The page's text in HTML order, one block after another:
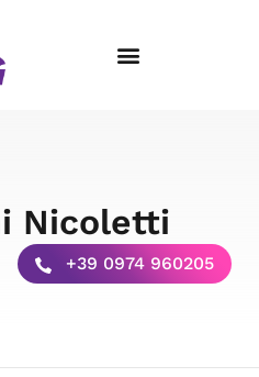
Nicoletti
+39 0974 960205